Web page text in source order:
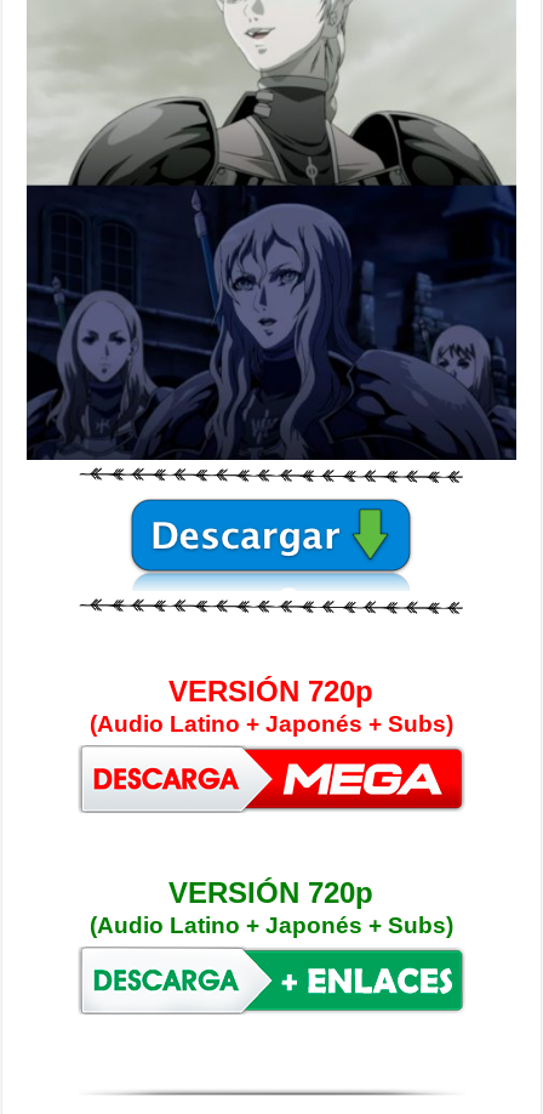
VERSIÓN 720p
(Audio Latino + Japonés + Subs)
VERSIÓN 720p
(Audio Latino + Japonés + Subs)